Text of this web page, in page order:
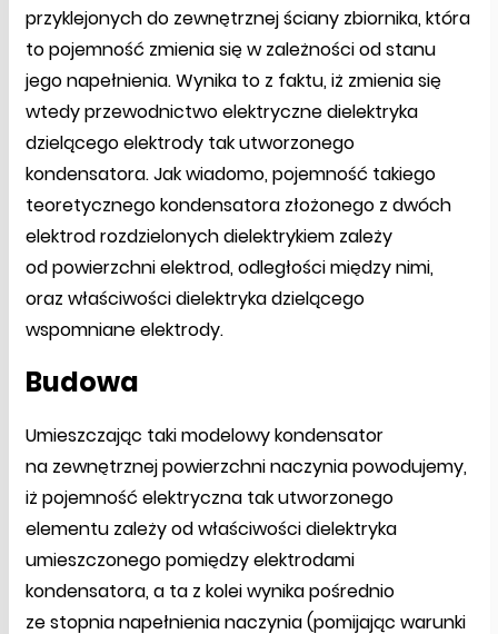
przyklejonych do zewnętrznej ściany zbiornika, która
to pojemność zmienia się w zależności od stanu
jego napełnienia. Wynika to z faktu, iż zmienia się
wtedy przewodnictwo elektryczne dielektryka
dzielącego elektrody tak utworzonego
kondensatora. Jak wiadomo, pojemność takiego
teoretycznego kondensatora złożonego z dwóch
elektrod rozdzielonych dielektrykiem zależy
od powierzchni elektrod, odległości między nimi,
oraz właściwości dielektryka dzielącego
wspomniane elektrody.
Budowa
Umieszczając taki modelowy kondensator
na zewnętrznej powierzchni naczynia powodujemy,
iż pojemność elektryczna tak utworzonego
elementu zależy od właściwości dielektryka
umieszczonego pomiędzy elektrodami
kondensatora, a ta z kolei wynika pośrednio
ze stopnia napełnienia naczynia (pomijając warunki